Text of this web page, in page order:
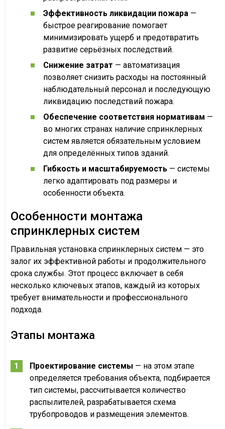
Эффективность ликвидации пожара—
быстрое реагирование помогает
минимизировать ущерб и предотвратить
развитие серьёзных последствий.
Снижение затрат — автоматизация
позволяет снизить расходы на постоянный
наблюдательный персонал и последующую
ликвидацию последствий пожара.
Обеспечение соответствия нормативам —
во многих странах наличие спринклерных
систем является обязательным условием
для определённых типов зданий.
Гибкость и масштабируемость— системы
легко адаптировать под размеры и
особенности объекта.
Особенности монтажа
спринклерных систем
Правильная установка спринклерных систем — это
залог их эффективной работы и продолжительного
срока службы. Этот процесс включает в себя
несколько ключевых этапов, каждый из которых
требует внимательности и профессионального
подхода.
Этапы монтажа
Проектирование системы — на этом этапе
определяется требования объекта, подбирается
тип системы, рассчитывается количество
распылителей, разрабатывается схема
трубопроводов и размещения элементов.